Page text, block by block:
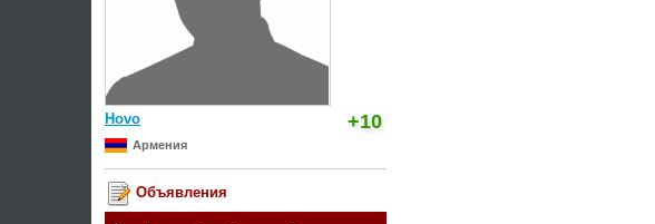
Hovo +10
Армения
Объявления